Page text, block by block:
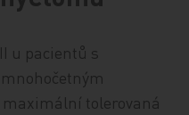
u pacientů s
tolerovaná